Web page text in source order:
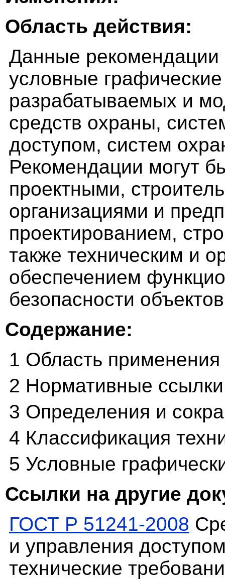
Область действия:
Данные рекомендации
условные
разрабатываемых и
средств охраны,
доступом, систем
Рекомендации могут
проектными,
организациями и
проектированием,
также техническим и
обеспечением
безопасности
Содержание:
1 Область применения
2 Нормативные ссылки
3 Определения и
4 Классификация
5 Условные
Ссылки на другие
ГОСТ Р 51241-2008
и управления
технические